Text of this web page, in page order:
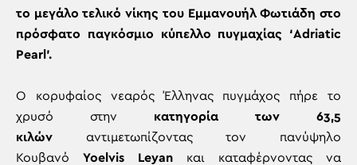
το μεγάλο τελικό νίκης του Εμμανουήλ Φωτιάδη στο
πρόσφατο παγκόσμιο κύπελλο πυγμαχίας ‘Adriatic
Pearl’.
Ο κορυφαίος νεαρός Έλληνας πυγμάχος πήρε το
χρυσό στην κατηγορία των 63,5
κιλών αντιμετωπίζοντας τον πανύψηλο
Κουβανό Yoelvis Leyan και καταφέρνοντας να